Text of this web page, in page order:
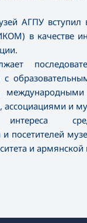
АГПУ
в качестве
с
международными
ассоциациями и
и посетителей
и армянской